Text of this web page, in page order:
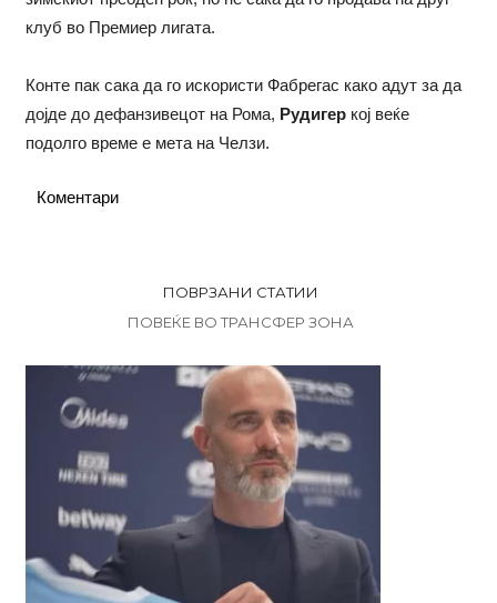
клуб во Премиер лигата.
Конте пак сака да го искористи Фабрегас како адут за да
дојде до дефанзивецот на Рома, Рудигеркој веќе
подолго време е мета на Челзи.
Коментари
ПОВРЗАНИ СТАТИИ
ПОВЕЌЕ ВО ТРАНСФЕР ЗОНА